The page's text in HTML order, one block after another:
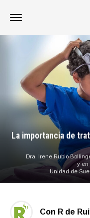
La importancia de
Dra. Irene Rubio
y en
Unidad de
Con R de